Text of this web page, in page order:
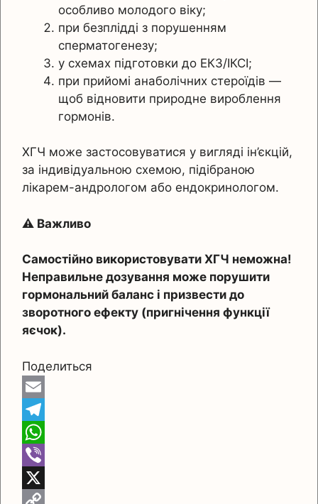
особливо молодого віку;
при безплідді з порушенням
сперматогенезу;
у схемах підготовки до ЕКЗ/ІКСІ;
при прийомі анаболічних стероїдів —
щоб відновити природне вироблення
гормонів.
ХГЧ може застосовуватися у вигляді ін’єкцій,
за індивідуальною схемою, підібраною
лікарем-андрологом або ендокринологом.
⚠️ Важливо
Самостійно використовувати ХГЧ неможна!
Неправильне дозування може порушити
гормональний баланс і призвести до
зворотного ефекту (пригнічення функції
яєчок).
Поделиться
E
m
a
T
e
e
W
h
a
V
X